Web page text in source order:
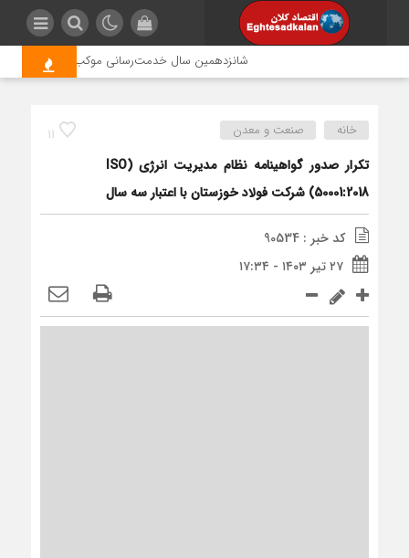
شانزدهمین سال خدمت‌رسانی موکب امام رضا (ع)
11 خانه صنعت و معدن
تکرار صدور گواهینامه‌ نظام مدیریت انرژی (ISO
50001:2018) شرکت فولاد خوزستان با اعتبار سه سال
کد خبر : 90534
۲۷ تیر ۱۴۰۳ - ۱۷:۳۴